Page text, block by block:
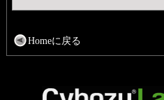
Homeに戻る